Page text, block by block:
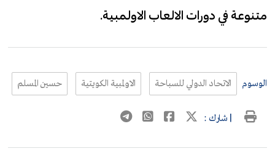
متنوعة في دورات الالعاب الاولمبية.
الوسوم الاتحاد الدولي للسباحة الاولمبية الكويتية حسين المسلم
| شارك :